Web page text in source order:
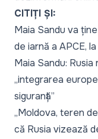
CITIȚI ȘI:
Maia Sandu va
de iarnă a APCE,
Maia Sandu:
„integrarea
siguranță”
„Moldova, teren
că Rusia vizează